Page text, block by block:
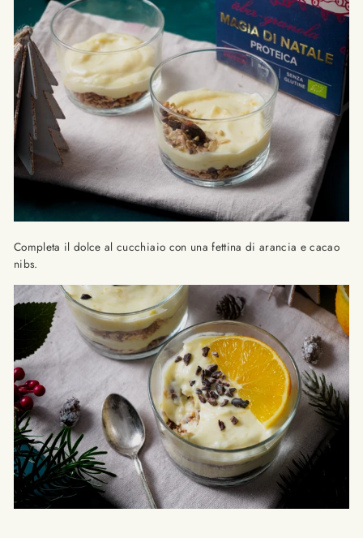
Completa il dolce al cucchiaio con una fettina di arancia e cacao
nibs.